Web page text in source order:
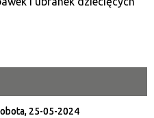
25-05-2024